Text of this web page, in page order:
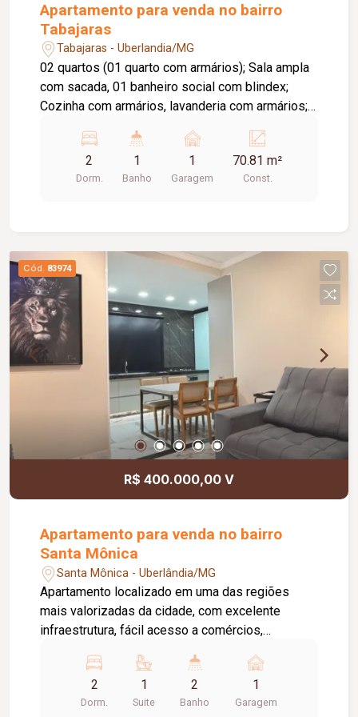
Apartamento para venda no bairro
Tabajaras
Tabajaras - Uberlandia/MG
02 quartos (01 quarto com armários); Sala ampla
com sacada, 01 banheiro social com blindex;
Cozinha com armários, lavanderia com armários;
em horário comercial; Salão de festa.
2
Dorm.
1
Banho
1
Garagem
70.81 m²
Const.
Cód. 83974
R$ 400.000,00 V
Apartamento para venda no bairro
Santa Mônica
Santa Mônica - Uberlândia/MG
Apartamento localizado em uma das regiões
mais valorizadas da cidade, com excelente
infraestrutura, fácil acesso a comércios,
diversos serviços que proporcionam praticidade
e qualidade de vida. Composto por sala; 02
quartos (sendo 01 suíte); 01 suíte com armários
2
Dorm.
1
Suite
2
Banho
1
Garagem